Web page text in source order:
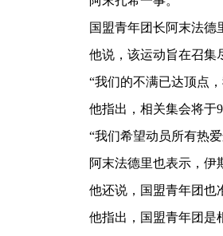
国盟青年团长阿末法德
他说，该运动旨在召集
“我们的不满已达顶点
他指出，相关集会将于
“我们希望动员所有热
阿末法德里也表示，伊
他还说，国盟青年团也
他指出，国盟青年团是